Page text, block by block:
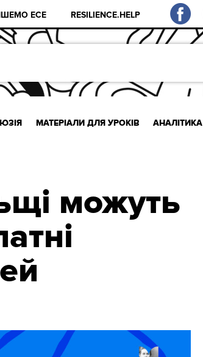
ЕСЕ RESILIENCE.HELP
МАТЕРІАЛИ ДЛЯ УРОКІВ АНАЛІТИКА
можуть